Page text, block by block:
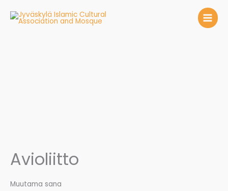
sisältöön
Avioliitto
Muutama sana